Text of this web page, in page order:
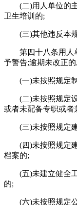
(二)用人单位的
卫生培训的;
(三)其他违反本
第四十八条用人
予警告;逾期未改正
(一)未按照规定
(二)未按照规定
或者未配备专职或者
(三)未按照规定
(四)未按照规定
档案的;
(五)未建立健全
的;
(六)未按照规定